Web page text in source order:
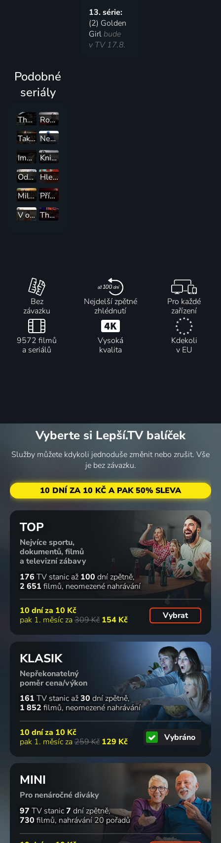
13. série:
(2) Golden
Girlbude
v TV 17.8.
Podobné
seriály
The Wire - Špína Baltimoru
Rodina Sopránů
Taková moderní rodinka
Newsroom
Impérium - Mafie v Atlantic City
Knick: Doktoři bez hranic
Odpočívej v pokoji
Hledání
Miliardy
Příběh služebnice
V odborné péči
The Deuce: Špína Manhattanu
Bez
závazku
Nejdelší zpětné
zhlédnutí
Pro každé
zařízení
9572 filmů
a seriálů
Vysoká
kvalita
Kdekoli
v EU
Vyberte si Lepší.TV balíček
Služby můžete kdykoli jednoduše změnit nebo zrušit. Vše
je bez závazku.
10 DNÍ ZA 10 KČ A PAK 50% SLEVA
TOP
Nejvíce sportu,
dokumentů, filmů
a televizní zábavy
176 TV stanic až 100 dní zpětně
2 651 filmů neomezené nahrávání
10 dní za 10 Kč
pak 1. měsíc za 309 Kč 154 Kč Vybrat
KLASIK
Nepřekonatelný
poměr cena/výkon
161 TV stanic až30 dní zpětně
1 852 filmů neomezené nahrávání
10 dní za 10 Kč
pak 1. měsíc za 259 Kč 129 Kč Vybráno
MINI
Pro nenáročné diváky
97 TV stanic7 dní zpětně
730 filmů nahrávání 20 pořadů